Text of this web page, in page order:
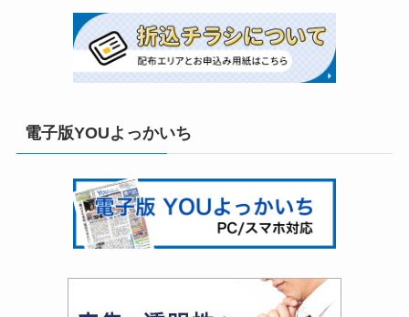
電子版YOUよっかいち